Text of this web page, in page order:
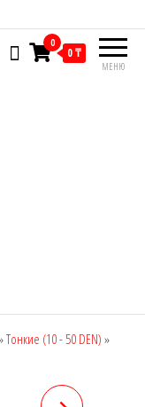
МЕНЮ
0
0 ₸
Тонкие (10 - 50 DEN) »